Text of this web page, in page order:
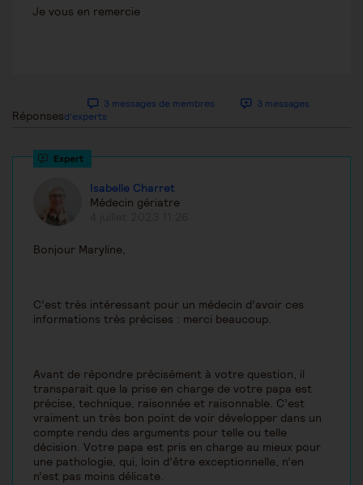
Je vous en remercie
Réponses
3 messages de membres
3 messages
d'experts
Isabelle Charret
Médecin gériatre
Bonjour Maryline,
C’est très intéressant pour un médecin d’avoir ces
informations très précises : merci beaucoup.
Avant de répondre précisément à votre question, il
transparait que la prise en charge de votre papa est
précise, technique, raisonnée et raisonnable. C’est
vraiment un très bon point de voir développer dans un
compte rendu des arguments pour telle ou telle
décision. Votre papa est pris en charge au mieux pour
une pathologie, qui, loin d’être exceptionnelle, n’en
n’est pas moins délicate.